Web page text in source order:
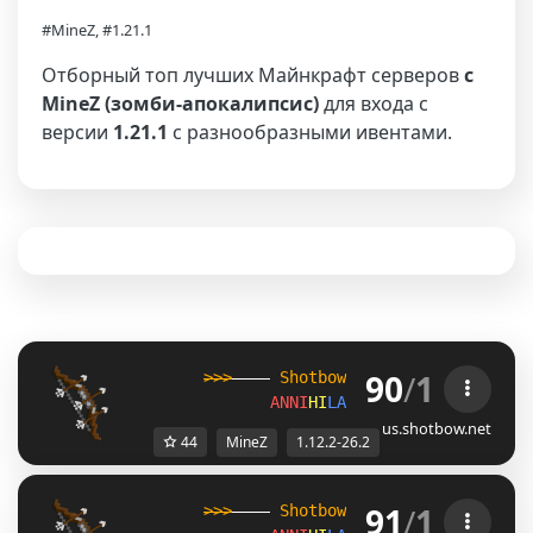
#MineZ, #1.21.1
Отборный топ лучших Майнкрафт серверовс
MineZ (зомби-апокалипсис)для входа с
версии 1.21.1 с разнообразными ивентами.
>>>---- Shotbow 1.12.2 - 26.2
ANNIHILATI ON ✦ Mine
90/1
us.shotbow.net
44 MineZ 1.12.2-26.2
>>>---- Shotbow 1.12.2 - 26.2
91/1